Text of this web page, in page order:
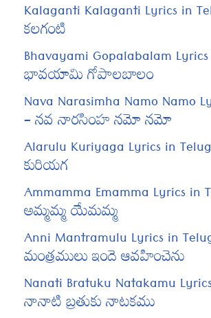
Kalaganti Kalaganti Lyrics in
కలగంటి
Bhavayami Gopalabalam
భావయామి గోపాలబాలం
Nava Narasimha Namo Namo
– నవ నారసింహ నమో నమో
Alarulu Kuriyaga Lyrics in
కురియగ
Ammamma Emamma Lyrics in
అమ్మమ్మ యేమమ్మ
Anni Mantramulu Lyrics in
మంత్రములు ఇందె ఆవహించెను
Nanati Bratuku Natakamu
నానాటి బ్రతుకు నాటకము